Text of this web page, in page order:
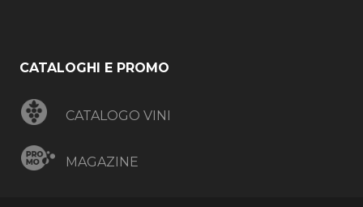
CATALOGHI E PROMO
CATALOGO VINI
MAGAZINE